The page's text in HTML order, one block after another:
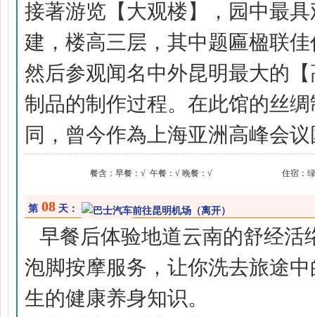
接著游览【大观楼】，园中最
建，楼高三层，其中题匾楹联
然后参观闻名中外昆明最大的
制品的制作过程。在此馆的丝
同，曾今作為上海亚洲高峰会
餐含： 早餐：√ 午餐：√ 晚餐：√ 住宿：
第 08 天： 前往昆明机场（离开）
早餐后体验地道云南的舒经活
泡脚按摩服务，让你洗去旅途
生的健康养身知识。